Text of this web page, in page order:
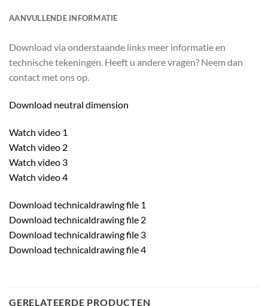
AANVULLENDE INFORMATIE
Download via onderstaande links meer informatie en
technische tekeningen. Heeft u andere vragen? Neem dan
contact met ons op.
Download neutral dimension
Watch video 1
Watch video 2
Watch video 3
Watch video 4
Download technicaldrawing file 1
Download technicaldrawing file 2
Download technicaldrawing file 3
Download technicaldrawing file 4
GERELATEERDE PRODUCTEN